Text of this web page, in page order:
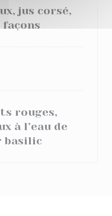
jus corsé,
rouges,
à l’eau de
basilic